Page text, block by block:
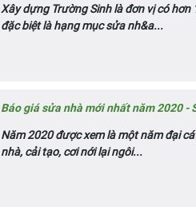
Xây dựng Trường Sinh là đơn vị có
đặc biệt là hạng mục sửa nh&a...
Báo giá sửa nhà mới nhất năm 2020 -
Năm 2020 được xem là một năm đại
nhà, cải tạo, cơi nới lại ngôi...